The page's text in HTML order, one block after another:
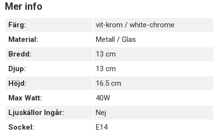
Mer info
Färg:
vit-krom / white-chrome
Material:
Metall / Glas
Bredd:
13 cm
Djup:
13 cm
Höjd:
16.5 cm
Max Watt:
40W
Ljuskällor Ingår:
Nej
Sockel:
E14